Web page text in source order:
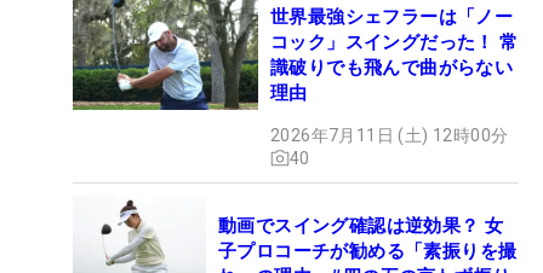
世界最強シェフラーは「ノー
コック」スイングだった！ 常
識破りでも飛んで曲がらない
理由
2026年7月11日 (土) 12時00分
40
動画でスイング確認は逆効果？ 女
子プロコーチが勧める「素振りを撮